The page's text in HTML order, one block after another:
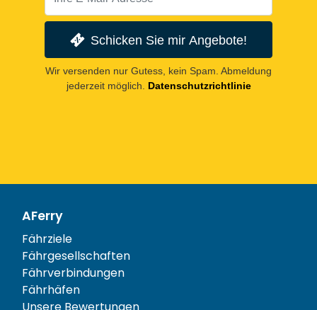
Schicken Sie mir Angebote!
Wir versenden nur Gutess, kein Spam. Abmeldung
jederzeit möglich.
Datenschutzrichtlinie
AFerry
Fährziele
Fährgesellschaften
Fährverbindungen
Fährhäfen